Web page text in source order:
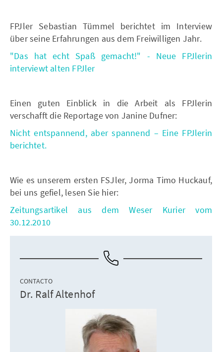
FPJler Sebastian Tümmel berichtet im Interview
über seine Erfahrungen aus dem Freiwilligen Jahr.
"Das hat echt Spaß gemacht!" - Neue FPJlerin
interviewt alten FPJler
Einen guten Einblick in die Arbeit als FPJlerin
verschafft die Reportage von Janine Dufner:
Nicht entspannend, aber spannend – Eine FPJlerin
berichtet.
Wie es unserem ersten FSJler, Jorma Timo Huckauf,
bei uns gefiel, lesen Sie hier:
Zeitungsartikel aus dem Weser Kurier vom
30.12.2010
CONTACTO
Dr. Ralf Altenhof